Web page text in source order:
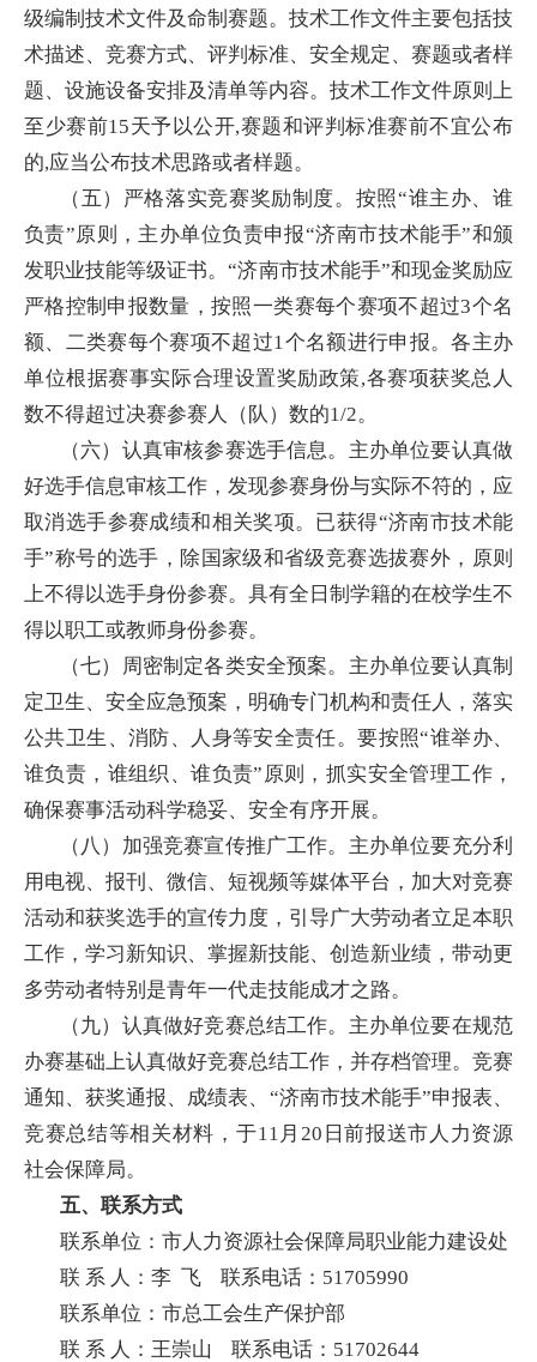
级编制技术文件及命制赛题。技术工作文件主要包括技
术描述、竞赛方式、评判标准、安全规定、赛题或者样
题、设施设备安排及清单等内容。技术工作文件原则上
至少赛前15天予以公开,赛题和评判标准赛前不宜公布
的,应当公布技术思路或者样题。
（五）严格落实竞赛奖励制度。按照“谁主办、谁
负责”原则，主办单位负责申报“济南市技术能手”和颁
发职业技能等级证书。“济南市技术能手”和现金奖励应
严格控制申报数量，按照一类赛每个赛项不超过3个名
额、二类赛每个赛项不超过1个名额进行申报。各主办
单位根据赛事实际合理设置奖励政策,各赛项获奖总人
数不得超过决赛参赛人（队）数的1/2。
（六）认真审核参赛选手信息。主办单位要认真做
好选手信息审核工作，发现参赛身份与实际不符的，应
取消选手参赛成绩和相关奖项。已获得“济南市技术能
手”称号的选手，除国家级和省级竞赛选拔赛外，原则
上不得以选手身份参赛。具有全日制学籍的在校学生不
得以职工或教师身份参赛。
（七）周密制定各类安全预案。主办单位要认真制
定卫生、安全应急预案，明确专门机构和责任人，落实
公共卫生、消防、人身等安全责任。要按照“谁举办、
谁负责，谁组织、谁负责”原则，抓实安全管理工作，
确保赛事活动科学稳妥、安全有序开展。
（八）加强竞赛宣传推广工作。主办单位要充分利
用电视、报刊、微信、短视频等媒体平台，加大对竞赛
活动和获奖选手的宣传力度，引导广大劳动者立足本职
工作，学习新知识、掌握新技能、创造新业绩，带动更
多劳动者特别是青年一代走技能成才之路。
（九）认真做好竞赛总结工作。主办单位要在规范
办赛基础上认真做好竞赛总结工作，并存档管理。竞赛
通知、获奖通报、成绩表、“济南市技术能手”申报表、
竞赛总结等相关材料，于11月20日前报送市人力资源
社会保障局。
五、联系方式
联系单位：市人力资源社会保障局职业能力建设处
联 系 人：李 飞 联系电话：51705990
联系单位：市总工会生产保护部
联 系 人：王崇山 联系电话：51702644